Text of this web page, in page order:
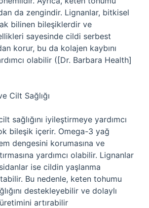
da zengindir. Lignanlar, bitkisel
bilinen bileşiklerdir ve
sayesinde cildi serbest
korur, bu da kolajen kaybını
olabilir ([Dr. Barbara Health]
Cilt Sağlığı
sağlığını iyileştirmeye yardımcı
bileşik içerir. Omega-3 yağ
dengesini korumasına ve
yardımcı olabilir. Lignanlar
ise cildin yaşlanma
Bu nedenle, keten tohumu
destekleyebilir ve dolaylı
artırabilir